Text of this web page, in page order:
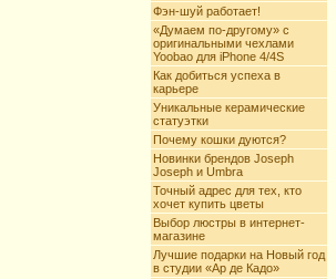
Фэн-шуй работает!
«Думаем по-другому» c
оригинальными чехлами
Yoobao для iPhone 4/4S
Как добиться успеха в
карьере
Уникальные керамические
статуэтки
Почему кошки дуются?
Новинки брендов Joseph
Joseph и Umbra
Точный адрес для тех, кто
хочет купить цветы
Выбор люстры в интернет-
магазине
Лучшие подарки на Новый год
в студии «Ар де Кадо»